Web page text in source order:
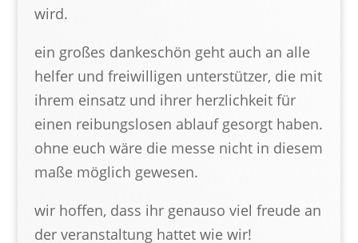
wird.
ein großes dankeschön geht auch an alle
helfer und freiwilligen unterstützer, die mit
ihrem einsatz und ihrer herzlichkeit für
einen reibungslosen ablauf gesorgt haben.
ohne euch wäre die messe nicht in diesem
maße möglich gewesen.
wir hoffen, dass ihr genauso viel freude an
der veranstaltung hattet wie wir!